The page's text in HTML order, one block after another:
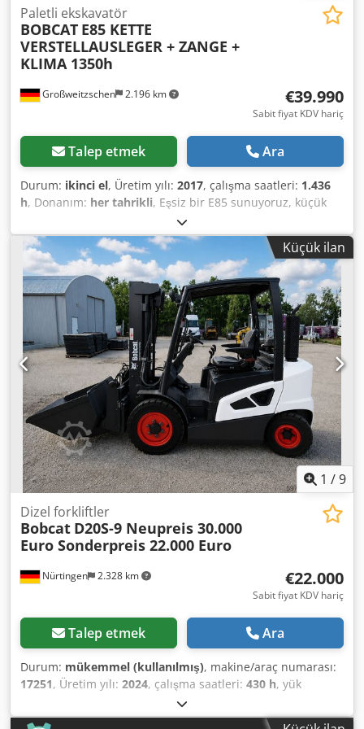
Großweitzschen 2.196 km
Paletli ekskavatör
BOBCAT E85 KETTE
VERSTELLAUSLEGER + ZANGE +
KLIMA 1350h
€39.990
Sabit fiyat KDV hariç
Talep etmek Ara
Durum: ikinci el, Üretim yılı: 2017, çalışma saatleri: 1.436
h, Donanım: her tahrikli, Eşsiz bir E85 sunuyoruz, küçük
bir inşaat şirketinden kiralık değil, klima mevcut. *
AYARLANABİLİR DÖNER BOOM (ZAPATALI/PARMAKLIKLI) *
Hidrolik kazı kepçesi, isteğe bağlı olarak temin edilebilir,
makul bir ek ücret karşılığında stokta mevcuttur. * Küçük
bir inşaat şirketinden. * Alman yapımı. * Sadece 1350
çalışma saati. * Kauçuk paletler. * 2025'te BOBCAT'ta
büyük bakım yapılmıştır. * 44 kW Dizel motor, üretici:
Yanmar. * Ek ataşmanlar için boru hattı. * Hızlı bağlantı
sistemi. * Ek farlar. * Çok iyi durumda. ----Biz bir otomotiv
ve inşaat makineleri yetkili servisiyiz, bağlayıcı olmayan
makine teklifi, Dsdpfx Akozr Avveaokr finansman, takas, her
türlü araç için kiralama ve satın alma seçenekleri
mevcuttur.----
Küçük ilan
1 /9
Nürtingen 2.328 km
Dizel forkliftler
Bobcat D20S-9 Neupreis 30.000
Euro Sonderpreis 22.000 Euro
€22.000
Sabit fiyat KDV hariç
Talep etmek Ara
Durum: mükemmel (kullanılmış), makine/araç numarası:
17251, Üretim yılı: 2024, çalışma saatleri: 430 h, yük
, kaldırma yüksekliği:
serbest kaldırma:1.470 mm, yük merkezi:500 mm, yakıt